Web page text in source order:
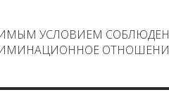
УСЛОВИЕМ